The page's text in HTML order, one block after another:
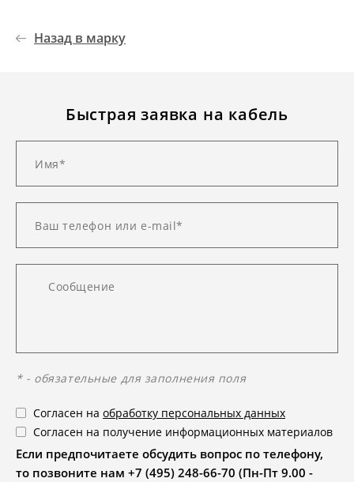
Назад в марку
Быстрая заявка на кабель
* - обязательные для заполнения поля
Согласен на обработку персональных данных
Согласен на получение информационных материалов
Если предпочитаете обсудить вопрос по телефону,
то позвоните нам +7 (495) 248-66-70 (Пн-Пт 9.00 -